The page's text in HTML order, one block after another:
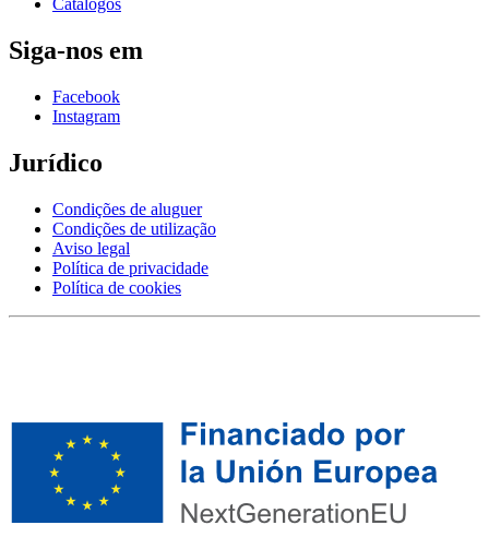
Catálogos
Siga-nos em
Facebook
Instagram
Jurídico
Condições de aluguer
Condições de utilização
Aviso legal
Política de privacidade
Política de cookies